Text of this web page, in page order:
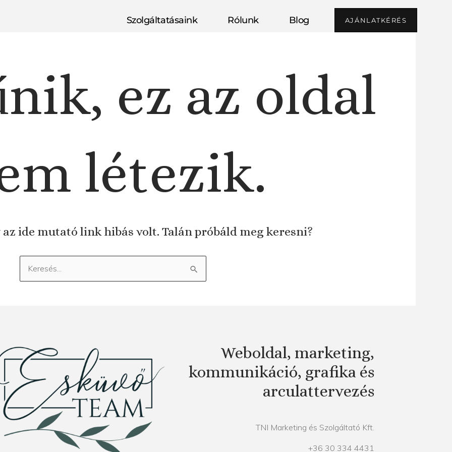
Szolgáltatásaink Rólunk Blog AJÁNLATKÉRÉS
ez az oldal
létezik.
ide mutató link hibás volt. Talán próbáld meg keresni?
Keresés:
Weboldal, marketing,
kommunikáció, grafika és
arculattervezés
TNI Marketing és Szolgáltató Kft.
+36 30 334 4431